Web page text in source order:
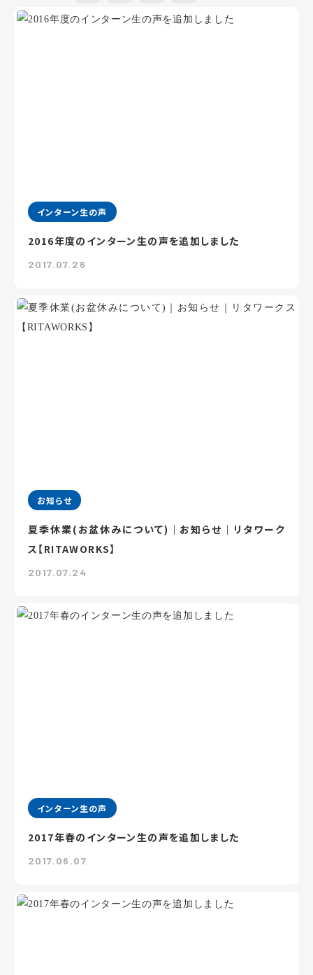
インターン生の声
2016年度のインターン生の声を追加しました
2017.07.26
お知らせ
夏季休業(お盆休みについて)｜お知らせ｜リタワーク
ス【RITAWORKS】
2017.07.24
インターン生の声
2017年春のインターン生の声を追加しました
2017.06.07